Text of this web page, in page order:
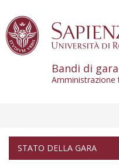
Bandi di
Amministrazione
STATO DELLA GARA